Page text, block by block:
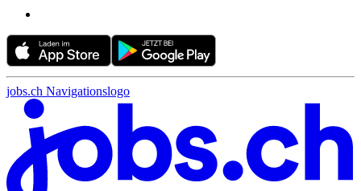
jobs.ch Navigationslogo